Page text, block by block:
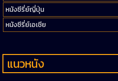
หนังซีรี่ย์ญี่ปุ่น
หนังซีรี่ย์เอเชีย
แนวหนัง